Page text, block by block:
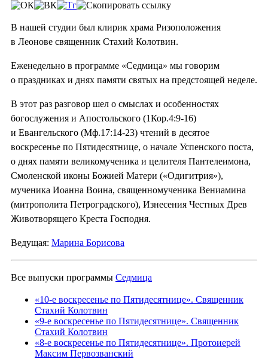
В нашей студии был клирик храма Ризоположения
в Леонове священник Стахий Колотвин.
Еженедельно в программе «Седмица» мы говорим
о праздниках и днях памяти святых на предстоящей неделе.
В этот раз разговор шел о смыслах и особенностях
богослужения и Апостольского (1Кор.4:9-16)
и Евангельского (Мф.17:14-23) чтений в десятое
воскресенье по Пятидесятнице, о начале Успенского поста,
о днях памяти великомученика и целителя Пантелеимона,
Смоленской иконы Божией Матери («Одигитрия»),
мученика Иоанна Воина, священномученика Вениамина
(митрополита Петроградского), Изнесения Честных Древ
Животворящего Креста Господня.
Ведущая: Марина Борисова
Все выпуски программы Седмица
«10-е воскресенье по Пятидесятнице». Священник
Стахий Колотвин
«9-е воскресенье по Пятидесятнице». Священник
Стахий Колотвин
«8-е воскресенье по Пятидесятнице». Протоиерей
Максим Первозванский